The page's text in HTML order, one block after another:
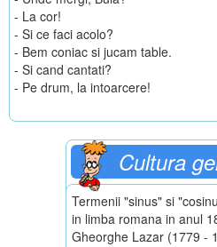
- La cor!
- Si ce faci acolo?
- Bem coniac si jucam table.
- Si cand cantati?
- Pe drum, la intoarcere!
Cultura
Termenii "sinus" si
in limba romana in anul
Gheorghe Lazar (1779 -